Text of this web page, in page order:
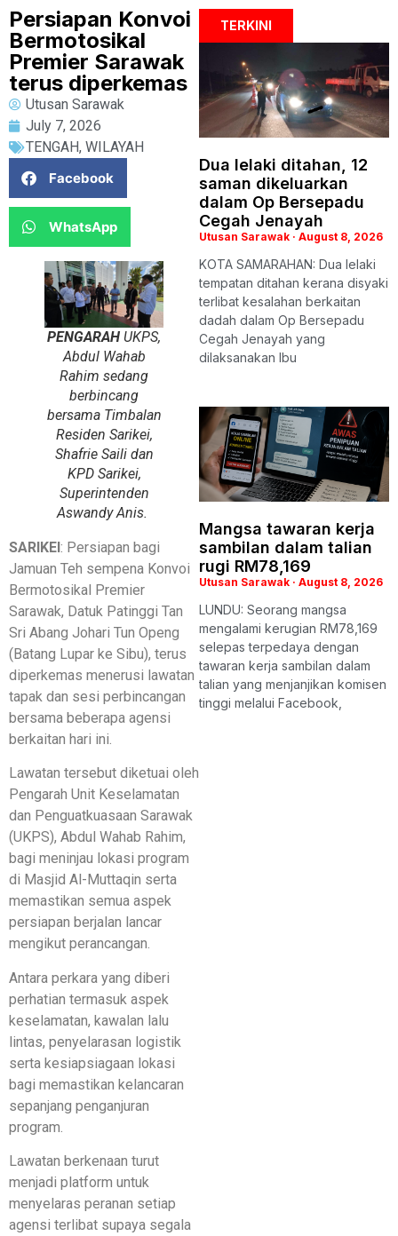
Persiapan Konvoi
Bermotosikal
Premier Sarawak
terus diperkemas
Utusan Sarawak
July 7, 2026
TENGAH, WILAYAH
Facebook
WhatsApp
PENGARAH UKPS,
Abdul Wahab
Rahim sedang
berbincang
bersama Timbalan
Residen Sarikei,
Shafrie Saili dan
KPD Sarikei,
Superintenden
Aswandy Anis.
SARIKEI: Persiapan bagi
Jamuan Teh sempena Konvoi
Bermotosikal Premier
Sarawak, Datuk Patinggi Tan
Sri Abang Johari Tun Openg
(Batang Lupar ke Sibu), terus
diperkemas menerusi lawatan
tapak dan sesi perbincangan
bersama beberapa agensi
berkaitan hari ini.
Lawatan tersebut diketuai oleh
Pengarah Unit Keselamatan
dan Penguatkuasaan Sarawak
(UKPS), Abdul Wahab Rahim,
bagi meninjau lokasi program
di Masjid Al-Muttaqin serta
memastikan semua aspek
persiapan berjalan lancar
mengikut perancangan.
Antara perkara yang diberi
perhatian termasuk aspek
keselamatan, kawalan lalu
lintas, penyelarasan logistik
serta kesiapsiagaan lokasi
bagi memastikan kelancaran
sepanjang penganjuran
program.
Lawatan berkenaan turut
menjadi platform untuk
menyelaras peranan setiap
agensi terlibat supaya segala
TERKINI
Dua lelaki ditahan, 12
saman dikeluarkan
dalam Op Bersepadu
Cegah Jenayah
Utusan Sarawak August 8, 2026
KOTA SAMARAHAN: Dua lelaki
tempatan ditahan kerana disyaki
terlibat kesalahan berkaitan
dadah dalam Op Bersepadu
Cegah Jenayah yang
dilaksanakan Ibu
Mangsa tawaran kerja
sambilan dalam talian
rugi RM78,169
Utusan Sarawak August 8, 2026
LUNDU: Seorang mangsa
mengalami kerugian RM78,169
selepas terpedaya dengan
tawaran kerja sambilan dalam
talian yang menjanjikan komisen
tinggi melalui Facebook,